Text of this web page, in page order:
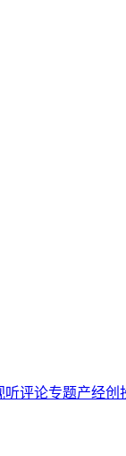
听评论专题产经创